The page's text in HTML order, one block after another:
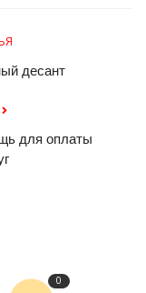
десант
для оплаты
0